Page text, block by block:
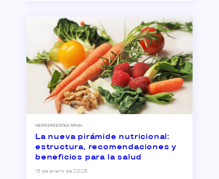
HERRAMIENTAS RRHH
La nueva pirámide nutricional:
estructura, recomendaciones y
beneficios para la salud
15 de enero de 2025